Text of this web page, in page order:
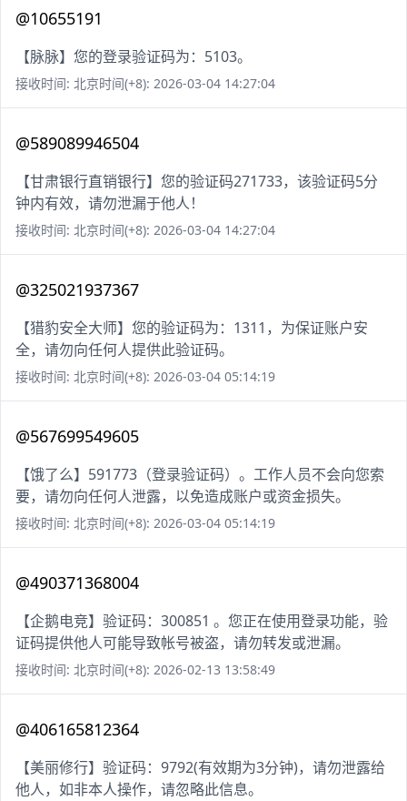
@10655191
【脉脉】您的登录验证码为：5103。
接收时间: 北京时间(+8): 2026-03-04 14:27:04
@589089946504
【甘肃银行直销银行】您的验证码271733，该验证码5分
钟内有效，请勿泄漏于他人！
接收时间: 北京时间(+8): 2026-03-04 14:27:04
@325021937367
【猎豹安全大师】您的验证码为：1311，为保证账户安
全，请勿向任何人提供此验证码。
接收时间: 北京时间(+8): 2026-03-04 05:14:19
@567699549605
【饿了么】591773（登录验证码）。工作人员不会向您索
要，请勿向任何人泄露，以免造成账户或资金损失。
接收时间: 北京时间(+8): 2026-03-04 05:14:19
@490371368004
【企鹅电竞】验证码：300851 。您正在使用登录功能，验
证码提供他人可能导致帐号被盗，请勿转发或泄漏。
接收时间: 北京时间(+8): 2026-02-13 13:58:49
@406165812364
【美丽修行】验证码：9792(有效期为3分钟)，请勿泄露给
他人，如非本人操作，请忽略此信息。